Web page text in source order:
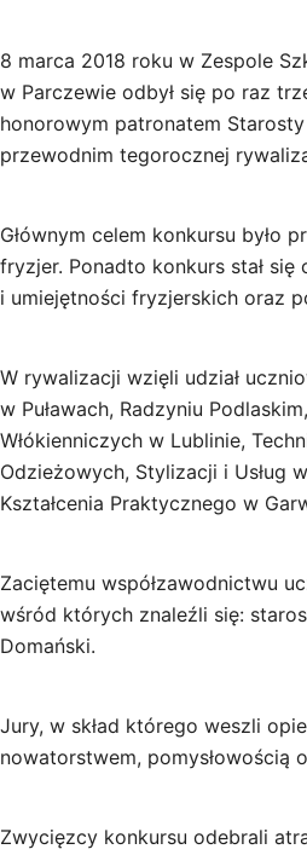
8 marca 2018 roku w Zespole
w Parczewie odbył się po raz
honorowym patronatem
przewodnim tegorocznej
Głównym celem konkursu było
fryzjer. Ponadto konkurs stał
i umiejętności fryzjerskich oraz
W rywalizacji wzięli udział
w Puławach, Radzyniu
Włókienniczych w Lublinie,
Odzieżowych, Stylizacji i Usług
Kształcenia Praktycznego w
Zaciętemu współzawodnictwu
wśród których znaleźli się:
Domański.
Jury, w skład którego weszli
nowatorstwem, pomysłowością
Zwycięzcy konkursu odebrali